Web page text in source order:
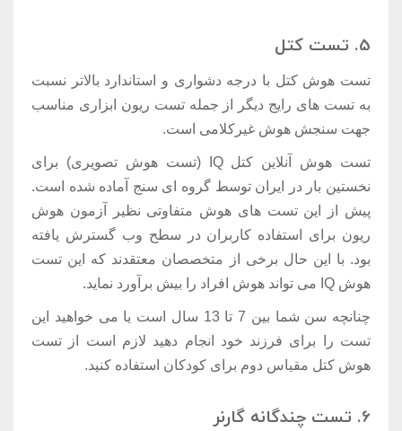
5. تست کتل
تست هوش کتل با درجه دشواری و استاندارد بالاتر نسبت
به تست های رایج دیگر از جمله تست ریون ابزاری مناسب
جهت سنجش هوش غیرکلامی است.
تست هوش آنلاین کتل IQ (تست هوش تصویری) برای
نخستین بار در ایران توسط گروه ای سنج آماده شده است.
پیش از این تست های هوش متفاوتی نظیر آزمون هوش
ریون برای استفاده کاربران در سطح وب گسترش یافته
بود. با این حال برخی از متخصصان معتقدند که این تست
هوش IQ می تواند هوش افراد را بیش برآورد نماید.
چنانچه سن شما بین 7 تا 13 سال است یا می خواهید این
تست را برای فرزند خود انجام دهید لازم است از تست
هوش کتل مقیاس دوم برای کودکان استفاده کنید.
6. تست چندگانه گارنر